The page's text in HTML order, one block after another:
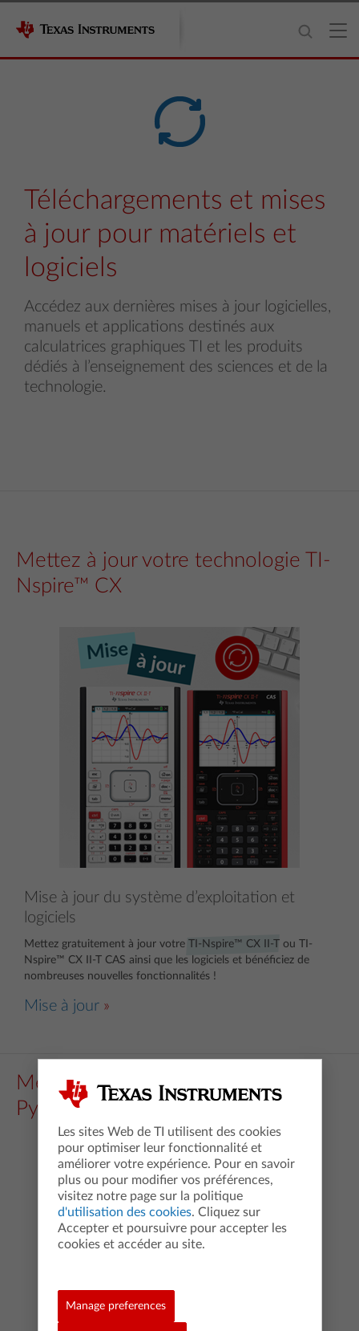
Téléchargements et mises
à jour pour matériels et
logiciels
Accédez aux dernières mises à jour logicielles,
manuels et applications destinés aux
calculatrices graphiques TI et les produits
dédiés à l’enseignement des sciences et de la
technologie.
Mettez à jour votre technologie TI-
Nspire™ CX
Mise à jour du système d’exploitation et
logiciels
Mettez gratuitement à jour votre TI-Nspire™ CX II-T ou
TI-
Nspire™ CX II-T CAS ainsi que les logiciels et bénéficiez de
nombreuses nouvelles fonctionnalités !
Mise à jour
Mettez à jour TI-84 Plus CE-T
Python Edition
Les sites Web de TI utilisent des cookies
pour optimiser leur fonctionnalité et
améliorer votre expérience. Pour en savoir
plus ou pour modifier vos préférences,
visitez notre page sur la politique
d'utilisation des cookies. Cliquez sur
Accepter et poursuivre pour accepter les
cookies et accéder au site.
Manage preferences